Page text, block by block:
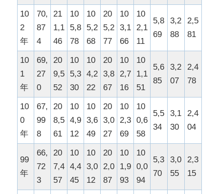
10
2
年
70,
87
4
21
1,1
46
10
5,8
78
10
5,2
68
20
5,2
77
10
3,1
66
10
2,1
11
5,8
69
3,2
88
2,5
81
10
1
年
69,
27
0
20
9,5
52
10
5,3
30
10
4,2
22
20
3,8
67
10
2,7
16
10
1,1
51
5,6
85
3,2
07
2,4
78
10
0
年
67,
99
8
20
8,5
61
10
4,9
12
10
3,6
49
20
3,0
27
10
2,3
69
10
0,6
58
5,5
34
3,1
30
2,4
04
99
年
66,
72
3
20
7,4
57
10
4,4
45
10
3,0
12
20
2,0
87
10
1,9
93
10
0,0
94
5,3
70
3,0
55
2,3
15